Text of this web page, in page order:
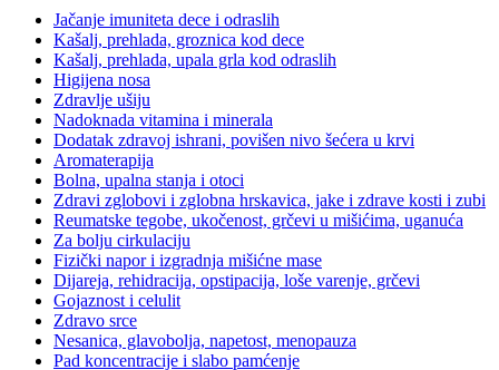
Jačanje imuniteta dece i odraslih
Kašalj, prehlada, groznica kod dece
Kašalj, prehlada, upala grla kod odraslih
Higijena nosa
Zdravlje ušiju
Nadoknada vitamina i minerala
Dodatak zdravoj ishrani, povišen nivo šećera u krvi
Aromaterapija
Bolna, upalna stanja i otoci
Zdravi zglobovi i zglobna hrskavica, jake i zdrave kosti i zubi
Reumatske tegobe, ukočenost, grčevi u mišićima, uganuća
Za bolju cirkulaciju
Fizički napor i izgradnja mišićne mase
Dijareja, rehidracija, opstipacija, loše varenje, grčevi
Gojaznost i celulit
Zdravo srce
Nesanica, glavobolja, napetost, menopauza
Pad koncentracije i slabo pamćenje